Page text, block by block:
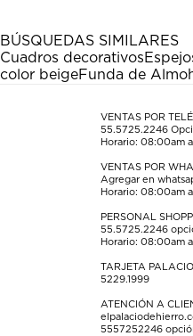
estrella
Esta
acción
abrirá
formulario
estrellas.
Esta
acción
abrirá
formulario
de
estrellas.
Esta
acción
abrirá
de
Esta
de
BÚSQUEDAS SIMILARES
Cuadros decorativos
color beigeFunda de
VENTAS POR
55.5725.2246
Horario: 08:00am
VENTAS POR
Agregar en
Horario: 08:00am
PERSONAL
55.5725.2246
Horario: 08:00am
TARJETA
5229.1999
ATENCIÓN A
5557252246